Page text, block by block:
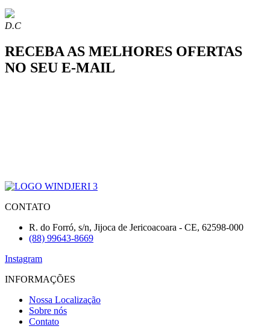
D.C
RECEBA AS MELHORES OFERTAS
NO SEU E-MAIL
CONTATO
R. do Forró, s/n, Jijoca de Jericoacoara - CE, 62598-000
(88) 99643-8669
Instagram
INFORMAÇÕES
Nossa Localização
Sobre nós
Contato